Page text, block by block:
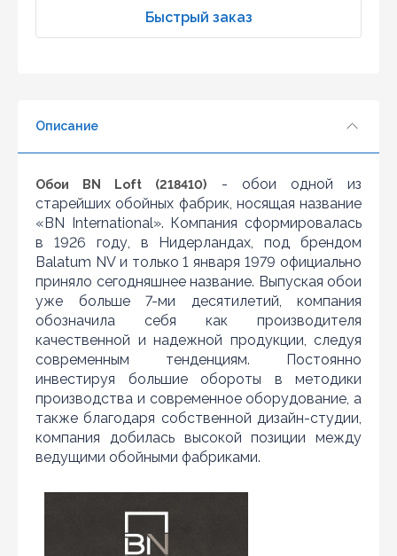
3
7
8
9
10
Быстрый заказ
Описание
Обои BN Loft (218410)
- обои одной из
старейших обойных фабрик, носящая название
«BN International». Компания сформировалась
в 1926 году, в Нидерландах, под брендом
Balatum NV и только 1 января 1979 официально
приняло сегодняшнее название. Выпуская обои
уже больше 7-ми десятилетий, компания
обозначила себя как производителя
качественной и надежной продукции, следуя
современным тенденциям. Постоянно
инвестируя большие обороты в методики
производства и современное оборудование, а
также благодаря собственной дизайн-студии,
компания добилась высокой позиции между
ведущими обойными фабриками.
Нашли дешевле?
Уважаемы клиенты нашего магазина! Если вы блуждая
по интернету нашли цену нужного Вам товара
дешевле чем у нас... дайте нам знать, и мы будем рады
предложить более выгодную для Вас цену (при
условии, что товар данной модели должен быть у
конкурента в наличии и цена на данный товар в
другом интернет-магазине актуальная и
действующая)